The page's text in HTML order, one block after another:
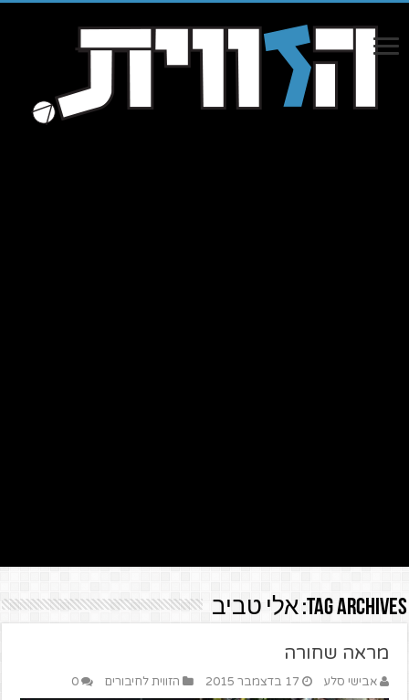
Tag Archives: אלי טביב
מראה שחורה
אבישי סלע 17 בדצמבר 2015 הזווית לחיבורים 0